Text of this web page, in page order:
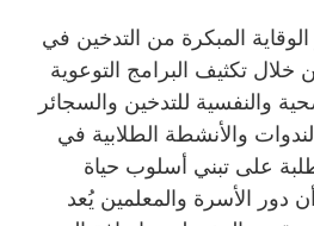
المبكرة من التدخين في
تكثيف البرامج التوعوية
والنفسية للتدخين والسجائر
والأنشطة الطلابية في
على تبني أسلوب حياة
الأسرة والمعلمين يُعد